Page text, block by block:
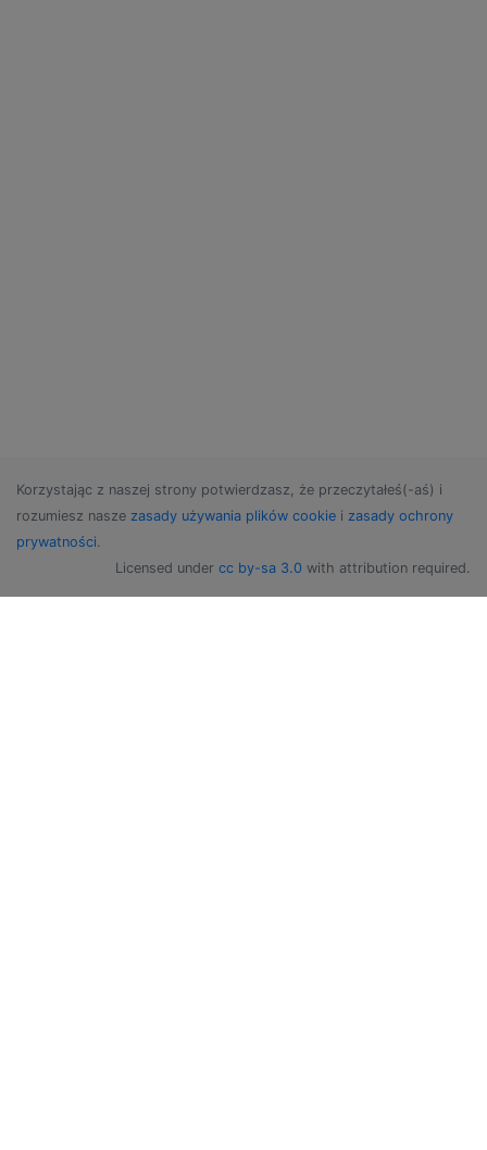
Korzystając z naszej strony potwierdzasz, że przeczytałeś(-aś) i
rozumiesz nasze zasady używania plików cookie i zasady ochrony
prywatności.
Licensed under cc by-sa 3.0 with attribution required.